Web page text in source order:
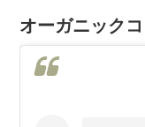
オーガニック